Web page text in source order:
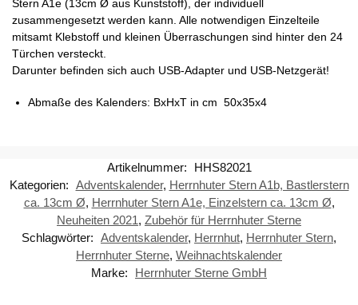
Stern A1e (13cm Ø aus Kunststoff), der individuell
zusammengesetzt werden kann. Alle notwendigen Einzelteile
mitsamt Klebstoff und kleinen Überraschungen sind hinter den 24
Türchen versteckt.
Darunter befinden sich auch USB-Adapter und USB-Netzgerät!
Abmaße des Kalenders: BxHxT in cm 50x35x4
Artikelnummer:
HHS82021
Kategorien: Adventskalender, Herrnhuter Stern A1b, Bastlerstern
ca. 13cm Ø, Herrnhuter Stern A1e, Einzelstern ca. 13cm Ø,
Neuheiten 2021, Zubehör für Herrnhuter Sterne
Schlagwörter: Adventskalender, Herrnhut, Herrnhuter Stern,
Herrnhuter Sterne, Weihnachtskalender
Marke:
Herrnhuter Sterne GmbH